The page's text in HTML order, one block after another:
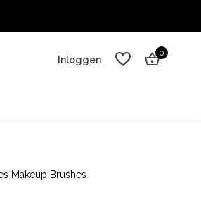
Inloggen
0
Makeup Brushes